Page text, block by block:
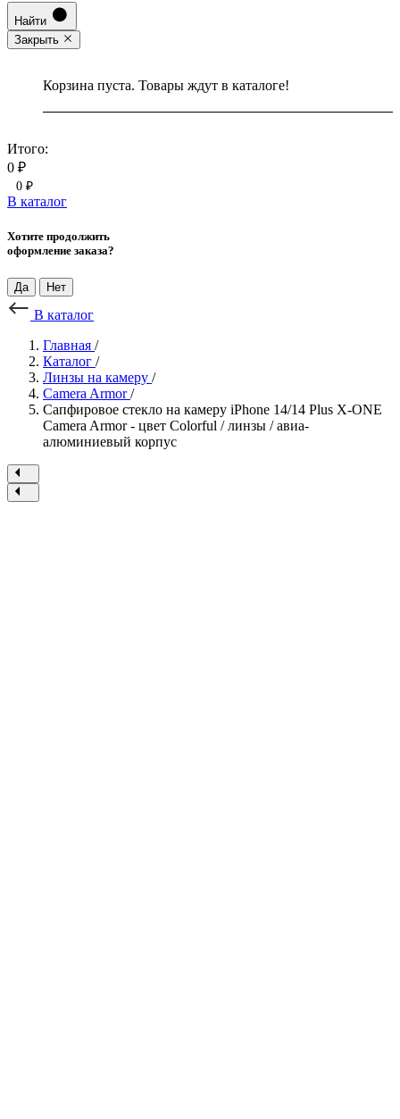
Найти
Закрыть
Корзина пуста. Товары ждут в каталоге!
Итого:
0 ₽
0 ₽
В каталог
Хотите продолжить
оформление заказа?
Да Нет
В каталог
Главная /
Каталог /
Линзы на камеру /
Camera Armor/
Сапфировое стекло на камеру iPhone 14/14 Plus X-ONE
Camera Armor - цвет Colorful / линзы / авиа-
алюминиевый корпус